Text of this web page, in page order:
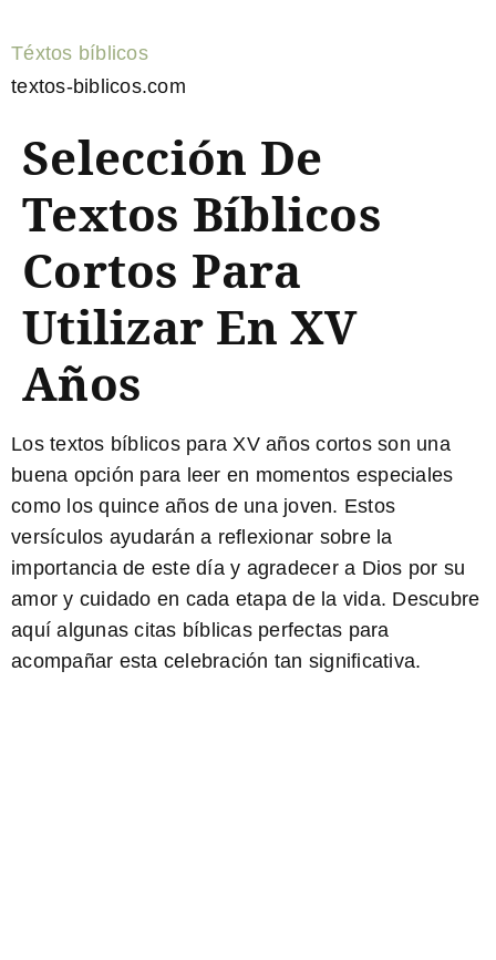
Téxtos bíblicos
textos-biblicos.com
Selección De
Textos Bíblicos
Cortos Para
Utilizar En XV
Años
Los textos bíblicos para XV años cortosson una
buena opción para leer en momentos especiales
como los quince años de una joven. Estos
versículos ayudarán a reflexionar sobre la
importancia de este día y agradecer a Dios por su
amor y cuidado en cada etapa de la vida. Descubre
aquí algunas citas bíblicas perfectas para
acompañar esta celebración tan significativa.